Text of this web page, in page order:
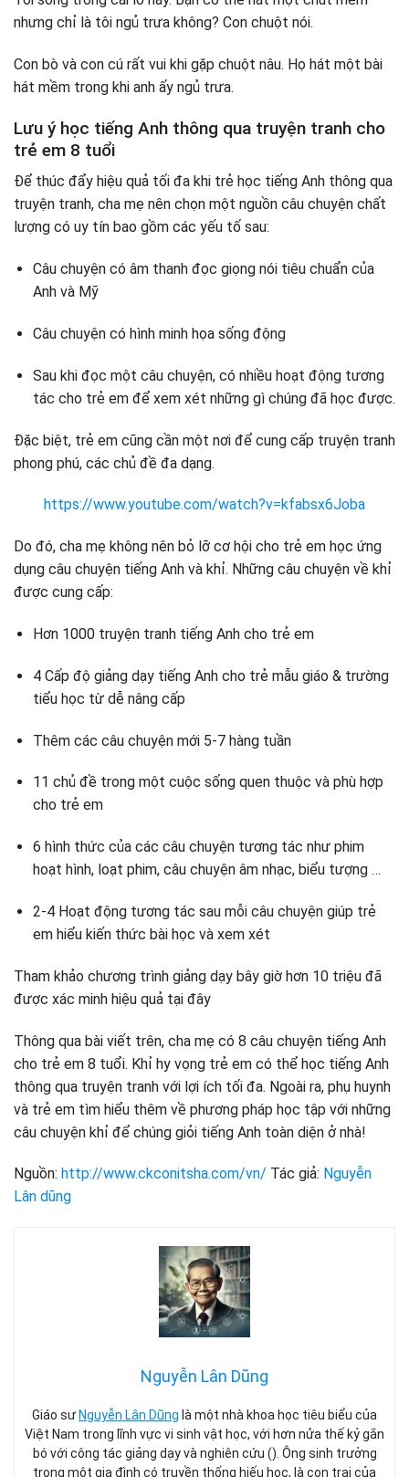
nhưng chỉ là tôi ngủ trưa không? Con chuột nói.
Con bò và con cú rất vui khi gặp chuột nâu. Họ hát một bài
hát mềm trong khi anh ấy ngủ trưa.
Lưu ý học tiếng Anh thông qua truyện tranh cho
trẻ em 8 tuổi
Để thúc đẩy hiệu quả tối đa khi trẻ học tiếng Anh thông qua
truyện tranh, cha mẹ nên chọn một nguồn câu chuyện chất
lượng có uy tín bao gồm các yếu tố sau:
Câu chuyện có âm thanh đọc giọng nói tiêu chuẩn của
Anh và Mỹ
Câu chuyện có hình minh họa sống động
Sau khi đọc một câu chuyện, có nhiều hoạt động tương
tác cho trẻ em để xem xét những gì chúng đã học được.
Đặc biệt, trẻ em cũng cần một nơi để cung cấp truyện tranh
phong phú, các chủ đề đa dạng.
https://www.youtube.com/watch?v=kfabsx6Joba
Do đó, cha mẹ không nên bỏ lỡ cơ hội cho trẻ em học ứng
dụng câu chuyện tiếng Anh và khỉ. Những câu chuyện về khỉ
được cung cấp:
Hơn 1000 truyện tranh tiếng Anh cho trẻ em
4 Cấp độ giảng dạy tiếng Anh cho trẻ mẫu giáo & trường
tiểu học từ dễ nâng cấp
Thêm các câu chuyện mới 5-7 hàng tuần
11 chủ đề trong một cuộc sống quen thuộc và phù hợp
cho trẻ em
6 hình thức của các câu chuyện tương tác như phim
hoạt hình, loạt phim, câu chuyện âm nhạc, biểu tượng …
2-4 Hoạt động tương tác sau mỗi câu chuyện giúp trẻ
em hiểu kiến ​​thức bài học và xem xét
Tham khảo chương trình giảng dạy bây giờ hơn 10 triệu đã
được xác minh hiệu quả tại đây
Thông qua bài viết trên, cha mẹ có 8 câu chuyện tiếng Anh
cho trẻ em 8 tuổi. Khỉ hy vọng trẻ em có thể học tiếng Anh
thông qua truyện tranh với lợi ích tối đa. Ngoài ra, phụ huynh
và trẻ em tìm hiểu thêm về phương pháp học tập với những
câu chuyện khỉ để chúng giỏi tiếng Anh toàn diện ở nhà!
Nguồn: http://www.ckconitsha.com/vn/ Tác giả: Nguyễn
Lân dũng
Nguyễn Lân Dũng
Giáo sư Nguyễn Lân Dũng là một nhà khoa học tiêu biểu của
Việt Nam trong lĩnh vực vi sinh vật học, với hơn nửa thế kỷ gắn
bó với công tác giảng dạy và nghiên cứu (). Ông sinh trưởng
trong một gia đình có truyền thống hiếu học, là con trai của